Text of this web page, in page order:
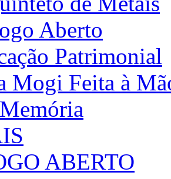
Aberto
Patrimonial
Mogi Feita à
ABERTO